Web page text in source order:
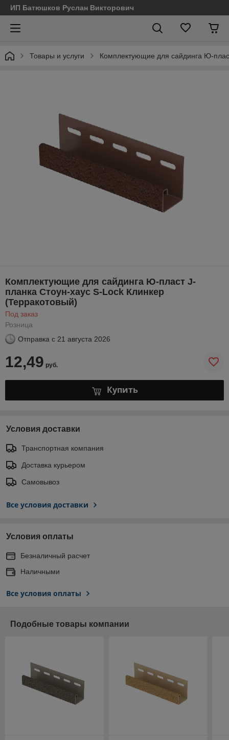
ИП Батюшков Руслан Викторович
Товары и услуги Комплектующие для сайдинга Ю-
Комплектующие для сайдинга Ю-пласт J-
планка Стоун-хаус S-Lock Клинкер
(Терракотовый)
Под заказ
Розница
Отправка с 21 августа 2026
12,49 руб.
Купить
Условия доставки
Транспортная компания
Доставка курьером
Самовывоз
Все условия доставки
Условия оплаты
Безналичный расчет
Наличными
Все условия оплаты
Подобные товары компании